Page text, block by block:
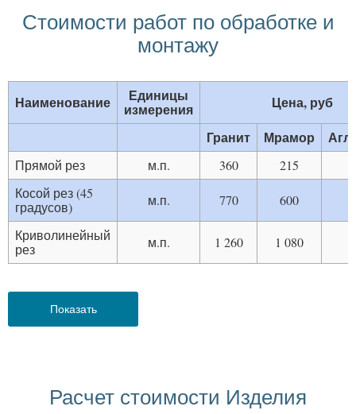
Стоимости работ по обработке и
монтажу
Наименование Единицы
измерения
Цена, руб
Гранит
Мрамор
Прямой рез м.п. 360 215
Косой рез (45
градусов)
м.п. 770 600
Криволинейный
рез
м.п. 1 260 1 080
Показать
Расчет стоимости Изделия